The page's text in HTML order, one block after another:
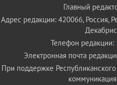
Главный
Адрес редакции: 420066, Россия,
Телефон редакции:
Электронная почта
При поддержке